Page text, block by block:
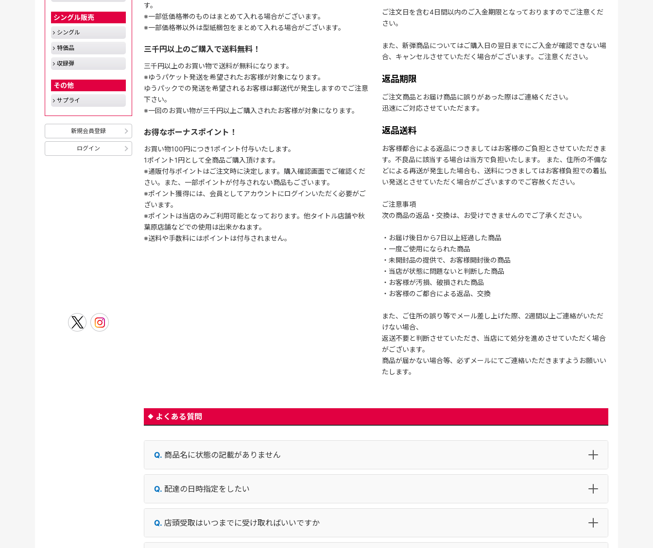
す。
※一部低価格帯のものはまとめて入れる場合がございます。
※一部価格帯以外は型紙梱包をまとめて入れる場合がございます。
三千円以上のご購入で送料無料！
三千円以上のお買い物で送料が無料になります。
※ゆうパケット発送を希望されたお客様が対象になります。
ゆうパックでの発送を希望されるお客様は郵送代が発生しますのでご注意
下さい。
※一回のお買い物が三千円以上ご購入されたお客様が対象になります。
お得なボーナスポイント！
お買い物100円につき1ポイント付与いたします。
1ポイント1円として全商品ご購入頂けます。
※通販付与ポイントはご注文時に決定します。購入確認画面でご確認くだ
さい。また、一部ポイントが付与されない商品もございます。
※ポイント獲得には、会員としてアカウントにログインいただく必要がご
ざいます。
※ポイントは当店のみご利用可能となっております。他タイトル店舗や秋
葉原店舗などでの使用は出来かねます。
※送料や手数料にはポイントは付与されません。
ご注文日を含む4日間以内のご入金期限となっておりますのでご注意くだ
さい。
また、新弾商品についてはご購入日の翌日までにご入金が確認できない場
合、キャンセルさせていただく場合がございます。ご注意ください。
返品期限
ご注文商品とお届け商品に誤りがあった際はご連絡ください。
迅速にご対応させていただます。
返品送料
お客様都合による返品につきましてはお客様のご負担とさせていただきま
す。不良品に該当する場合は当方で負担いたします。 また、住所の不備な
どによる再送が発生した場合も、送料につきましてはお客様負担での着払
い発送とさせていただく場合がございますのでご容赦ください。
ご注意事項
次の商品の返品・交換は、お受けできませんのでご了承ください。
・お届け後日から7日以上経過した商品
・一度ご使用になられた商品
・未開封品の提供で、お客様開封後の商品
・当店が状態に問題ないと判断した商品
・お客様が汚損、破損された商品
・お客様のご都合による返品、交換
また、ご住所の誤り等でメール差し上げた際、2週間以上ご連絡がいただ
けない場合、
返送不要と判断させていただき、当店にて処分を進めさせていただく場合
がございます。
商品が届かない場合等、必ずメールにてご連絡いただきますようお願いい
たします。
よくある質問
商品名に状態の記載がありません
配達の日時指定をしたい
店頭受取はいつまでに受け取ればいいですか
シングル販売
シングル
特価品
収録弾
その他
サプライ
新規会員登録
ログイン